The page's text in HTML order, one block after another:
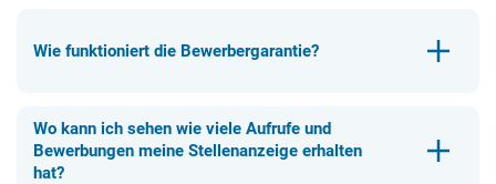
Wie funktioniert die Bewerbergarantie?
Wo kann ich sehen wie viele Aufrufe und
Bewerbungen meine Stellenanzeige erhalten
hat?